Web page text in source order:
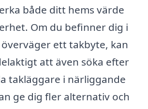
både ditt hems värde
Om du befinner dig i
överväger ett takbyte, kan
att även söka efter
takläggare i närliggande
ge dig fler alternativ och